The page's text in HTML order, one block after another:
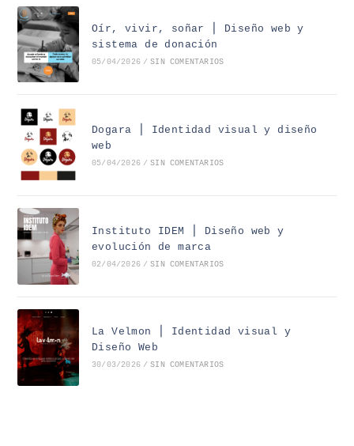
Oír, vivir, soñar ⎪ Diseño web y
sistema de donación
05/04/2026 / SIN COMENTARIOS
Dogara ⎪ Identidad visual y diseño
web
05/04/2026 / SIN COMENTARIOS
Instituto IDEM ⎪ Diseño web y
evolución de marca
02/04/2026 / SIN COMENTARIOS
La Velmon ⎪ Identidad visual y
Diseño Web
30/03/2026 / SIN COMENTARIOS